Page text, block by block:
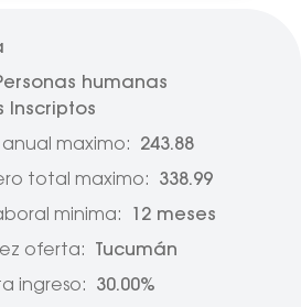
humanas
Inscriptos
maximo:
243.88
total maximo:
338.99
minima:
12 meses
oferta:
Tucumán
ingreso:
30.00%